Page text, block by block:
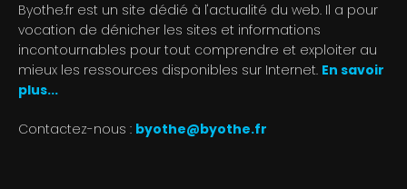
Byothe.fr est un site dédié à l'actualité du web. Il a pour
vocation de dénicher les sites et informations
incontournables pour tout comprendre et exploiter au
mieux les ressources disponibles sur Internet. En savoir
plus...
Contactez-nous : byothe@byothe.fr